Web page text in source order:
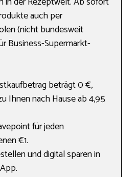
auch per
(nicht bundesweit
Business-Supermarkt-
beträgt 0 €,
Ihnen nach Hause ab 4,95
für jeden
€1.
und digital sparen in